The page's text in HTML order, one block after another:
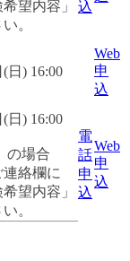
望内容」
。
込
日) 16:00
Web
申
込
日) 16:00
の場合
絡欄に
望内容」
。
電
話
申
込
Web
申
込